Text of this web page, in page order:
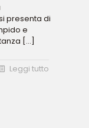
presenta di
e
[…]
Leggi tutto